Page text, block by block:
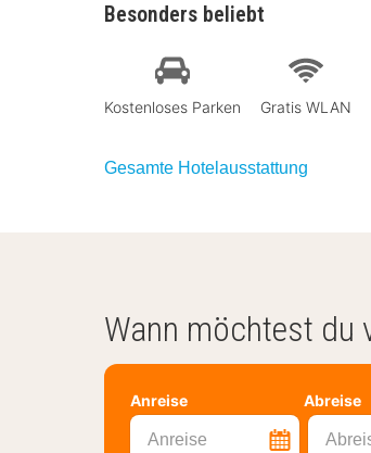
Besonders beliebt
Kostenloses Parken Gratis WLAN
Gesamte Hotelausstattung
Wann möchtest du
Anreise Abreise
Anreise